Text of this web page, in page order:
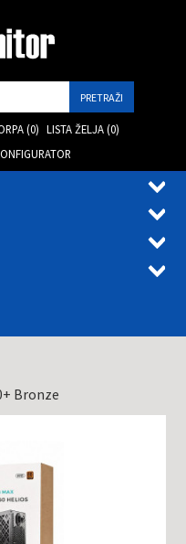
(0) LISTA ŽELJA (0)
Bronze